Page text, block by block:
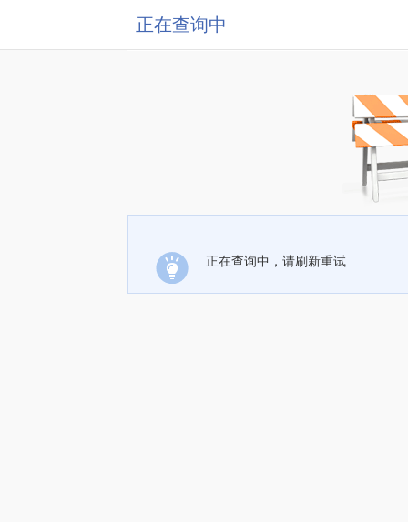
正在查询中
正在查询中，请刷新重试